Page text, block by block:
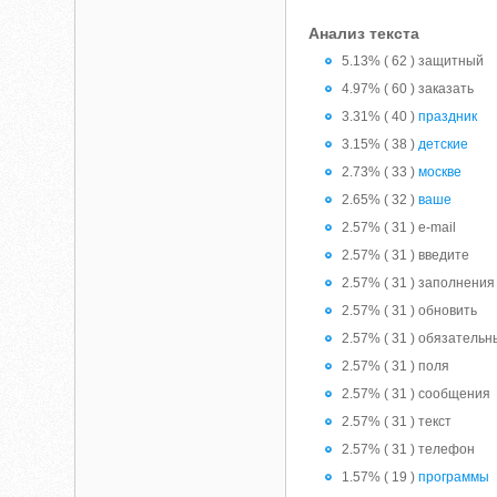
Анализ текста
5.13% ( 62 ) защитный
4.97% ( 60 ) заказать
3.31% ( 40 )праздник
3.15% ( 38 )детские
2.73% ( 33 )москве
2.65% ( 32 )ваше
2.57% ( 31 ) e-mail
2.57% ( 31 ) введите
2.57% ( 31 ) заполнения
2.57% ( 31 ) обновить
2.57% ( 31 )
2.57% ( 31 ) поля
2.57% ( 31 ) сообщения
2.57% ( 31 ) текст
2.57% ( 31 ) телефон
1.57% ( 19 )программы